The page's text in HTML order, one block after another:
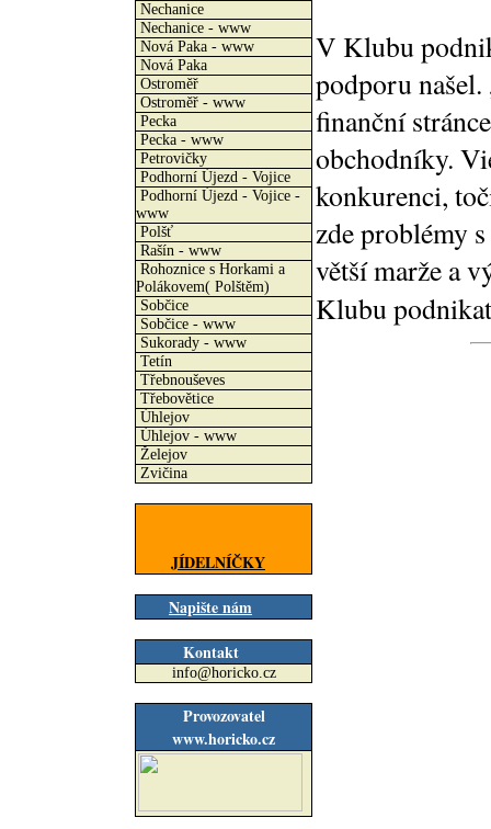
Nechanice
Nechanice - www
Nová Paka - www
Nová Paka
Ostroměř
Ostroměř - www
Pecka
Pecka - www
Petrovičky
Podhorní Újezd - Vojice
Podhorní Újezd - Vojice -
www
Polšť
Rašín - www
Rohoznice s Horkami a
Polákovem( Polštěm)
Sobčice
Sobčice - www
Sukorady - www
Tetín
Třebnouševes
Třebovětice
Úhlejov
Úhlejov - www
Želejov
Zvičina
JÍDELNÍČKY
Napište nám
Kontakt
info@horicko.cz
Provozovatel
www.horicko.cz
V Klubu
podporu našel.
finanční
obchodníky.
konkurenci,
zde problémy
větší marže a
Klubu